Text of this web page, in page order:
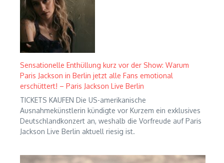
Sensationelle Enthüllung kurz vor der Show: Warum
Paris Jackson in Berlin jetzt alle Fans emotional
erschüttert! – Paris Jackson Live Berlin
TICKETS KAUFEN Die US-amerikanische
Ausnahmekünstlerin kündigte vor Kurzem ein exklusives
Deutschlandkonzert an, weshalb die Vorfreude auf Paris
Jackson Live Berlin aktuell riesig ist.